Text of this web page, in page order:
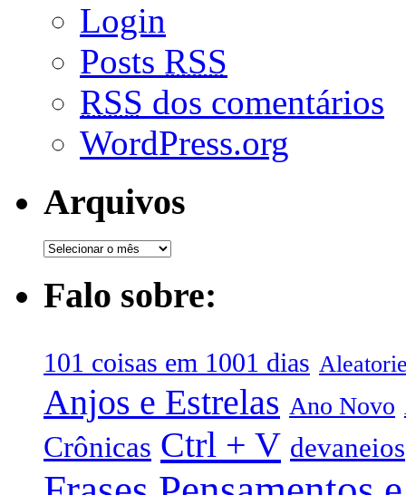
Login
Posts RSS
RSS dos comentários
WordPress.org
Arquivos
Falo sobre:
101 coisas em 1001 dias
Anjos e Estrelas Ano Novo
Crônicas Ctrl + V devaneios